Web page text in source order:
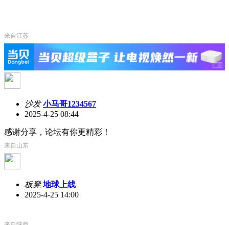
来自江苏
沙发 小马哥1234567
2025-4-25 08:44
感谢分享，论坛有你更精彩！
来自山东
板凳 地球上线
2025-4-25 14:00